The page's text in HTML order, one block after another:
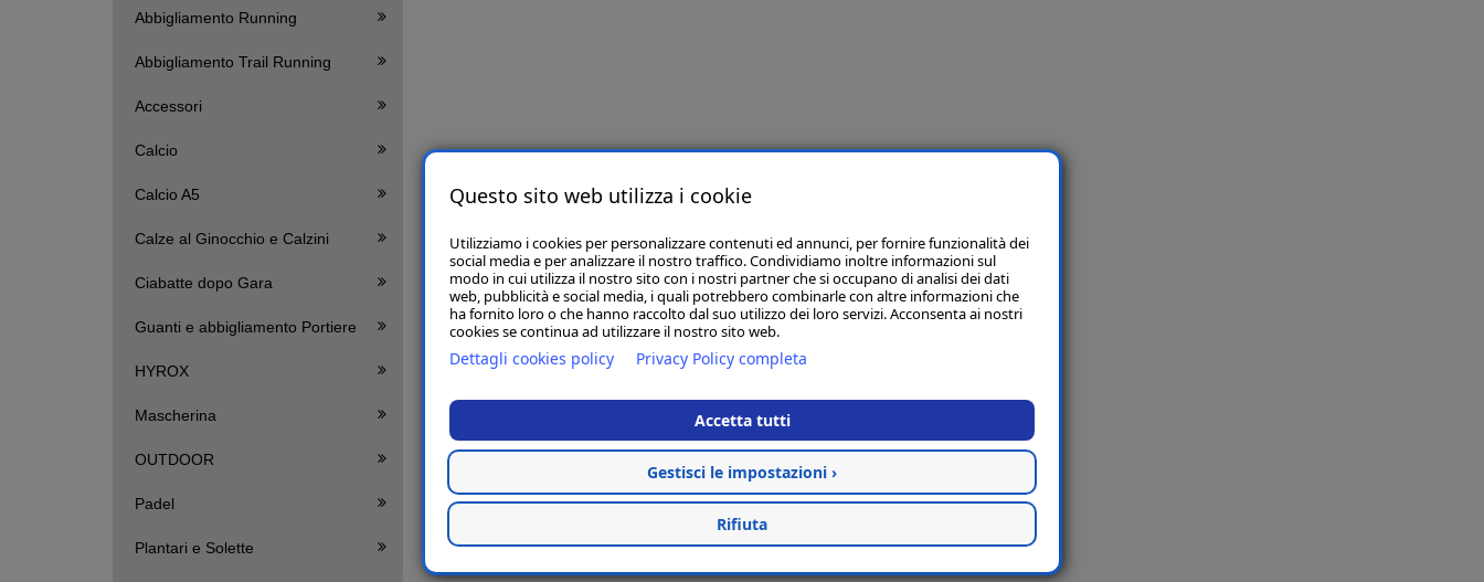
Abbigliamento Running
Abbigliamento Trail Running
Accessori
Calcio
Calcio A5
Calze al Ginocchio e Calzini
Ciabatte dopo Gara
Guanti e abbigliamento Portiere
HYROX
Mascherina
OUTDOOR
Padel
Plantari e Solette
Questo sito web utilizza i cookie
Utilizziamo i cookies per personalizzare contenuti ed annunci, per fornire funzionalità dei
social media e per analizzare il nostro traffico. Condividiamo inoltre informazioni sul
modo in cui utilizza il nostro sito con i nostri partner che si occupano di analisi dei dati
web, pubblicità e social media, i quali potrebbero combinarle con altre informazioni che
ha fornito loro o che hanno raccolto dal suo utilizzo dei loro servizi. Acconsenta ai nostri
cookies se continua ad utilizzare il nostro sito web.
Dettagli cookies policy Privacy Policy completa
Accetta tutti
Gestisci le impostazioni ›
Rifiuta